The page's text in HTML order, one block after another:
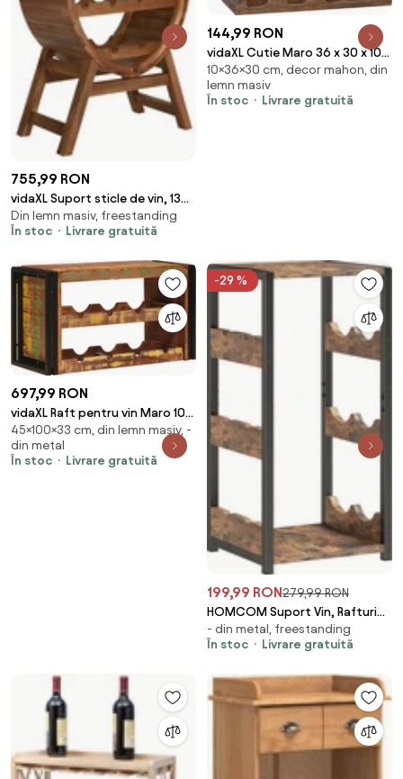
755,99 RON
vidaXL Suport sticle de vin, 13
sticle, lemn masiv de acacia
Din lemn masiv, freestanding
În stoc
Livrare gratuită
144,99 RON
vidaXL Cutie Maro 36 x 30 x 10
cm Lemn masiv de mahon
10×36×30 cm, decor mahon, din
lemn masiv
În stoc
Livrare gratuită
697,99 RON
vidaXL Raft pentru vin Maro 100
x 45 x 33 cm Lemn recuperat
solid
45×100×33 cm, din lemn masiv, -
din metal
În stoc
Livrare gratuită
-29 %
199,99 RON279,99 RON
HOMCOM Suport Vin, Rafturi
Ondulate, Picioare Reglabile,
Maro Rustic, Negru | Aosom
- din metal, freestanding
În stoc
Livrare gratuită